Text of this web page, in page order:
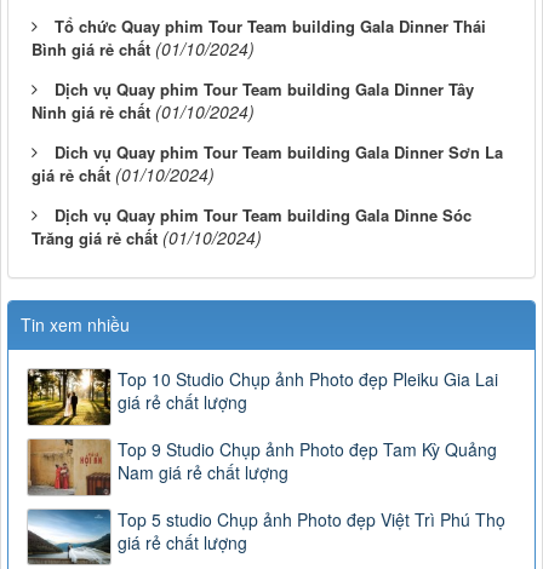
Tổ chức Quay phim Tour Team building Gala Dinner Thái
Bình giá rẻ chất (01/10/2024)
Dịch vụ Quay phim Tour Team building Gala Dinner Tây
Ninh giá rẻ chất (01/10/2024)
Dich vụ Quay phim Tour Team building Gala Dinner Sơn La
giá rẻ chất (01/10/2024)
Dịch vụ Quay phim Tour Team building Gala Dinne Sóc
Trăng giá rẻ chất (01/10/2024)
Tin xem nhiều
Top 10 Studio Chụp ảnh Photo đẹp Pleiku Gia Lai
giá rẻ chất lượng
Top 9 Studio Chụp ảnh Photo đẹp Tam Kỳ Quảng
Nam giá rẻ chất lượng
Top 5 studio Chụp ảnh Photo đẹp Việt Trì Phú Thọ
giá rẻ chất lượng